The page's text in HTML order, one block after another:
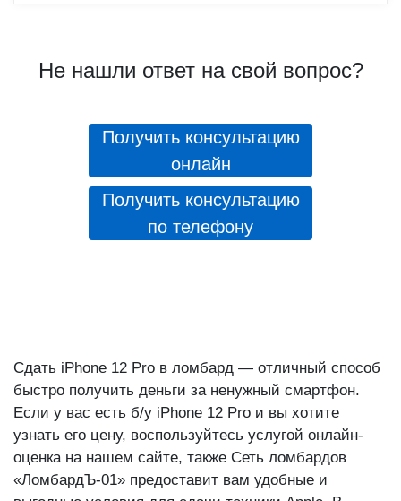
онлайн
Получить консультацию
по телефону
Если у вас есть б/у iPhone 12 Pro и вы хотите
узнать его цену, воспользуйтесь услугой онлайн-
оценка на нашем сайте, также Сеть ломбардов
«ЛомбардЪ-01» предоставит вам удобные и
выгодные условия для сдачи техники Apple. В
процессе сдачи iPhone 12 Pro в ломбард,